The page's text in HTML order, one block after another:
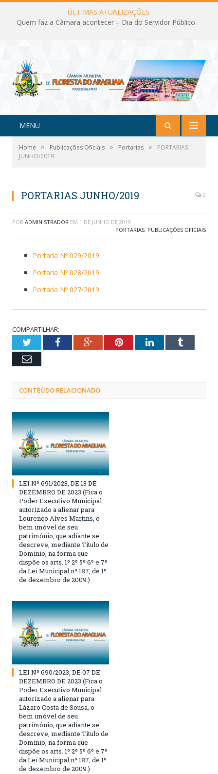
ÚLTIMAS ATUALIZAÇÕES:
Quem faz a Câmara acontecer – Dia do Servidor Público.
MENU
Home » Publicações Oficiais » Portarias »
PORTARIAS
JUNHO/2019
PORTARIAS JUNHO/2019 0
POR ADMINISTRADOR EM 1 DE JUNHO DE 2019
PORTARIAS, PUBLICAÇÕES OFICIAIS
Portaria Nº 029/2019
Portaria Nº 028/2019
Portaria Nº 027/2019
COMPARTILHAR:
TwitterFacebookGoogle+PinterestLinkedInTumblr
Email
CONTEÚDO RELACIONADO
LEI Nº 691/2023, DE 13 DE
DEZEMBRO DE 2023 (Fica o
Poder Executivo Municipal
autorizado a alienar para
Lourenço Alves Martins, o
bem imóvel de seu
patrimônio, que adiante se
descreve, mediante Título de
Dominio, na forma que
dispõe os arts. 1º 2º 5º 6º e 7º
da Lei Municipal nº 187, de 1º
de dezembro de 2009.)
LEI Nº 690/2023, DE 07 DE
DEZEMBRO DE 2023 (Fica o
Poder Executivo Municipal
autorizado a alienar para
Lázaro Costa de Sousa, o
bem imóvel de seu
patrimônio, que adiante se
descreve, mediante Título de
Dominio, na forma que
dispõe os arts. 1º 2º 5º 6º e 7º
da Lei Municipal nº 187, de 1º
de dezembro de 2009.)